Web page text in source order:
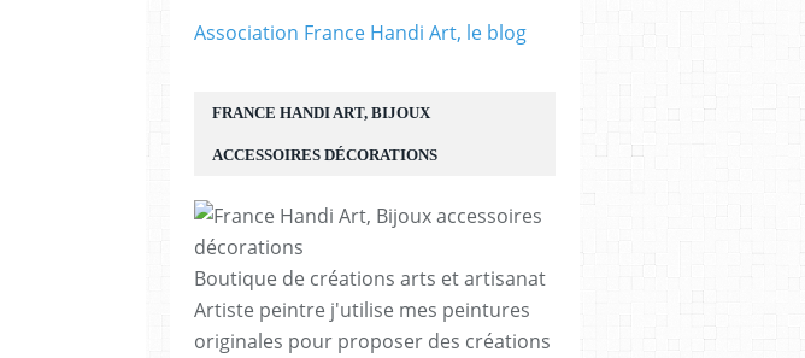
FRANCE HANDI ART, BIJOUX
ACCESSOIRES DÉCORATIONS
Boutique de créations arts et artisanat
Artiste peintre j'utilise mes peintures
originales pour proposer des créations
Association France Handi Art, le blog